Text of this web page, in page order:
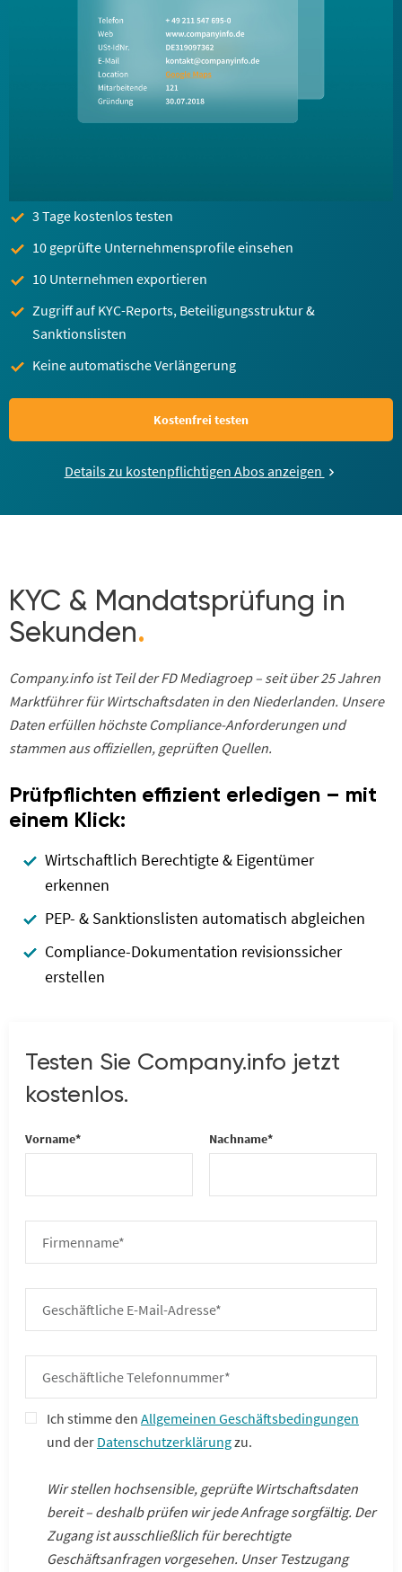
3 Tage kostenlos testen
10 geprüfte Unternehmensprofile einsehen
10 Unternehmen exportieren
Zugriff auf KYC-Reports, Beteiligungsstruktur &
Sanktionslisten
Keine automatische Verlängerung
Kostenfrei testen
Details zu kostenpflichtigen Abos anzeigen
KYC & Mandatsprüfung in
Sekunden.
Company.info ist Teil der FD Mediagroep – seit über 25 Jahren
Marktführer für Wirtschaftsdaten in den Niederlanden. Unsere
Daten erfüllen höchste Compliance-Anforderungen und
stammen aus offiziellen, geprüften Quellen.
Prüfpflichten effizient erledigen – mit
einem Klick:
Wirtschaftlich Berechtigte & Eigentümer
erkennen
PEP- & Sanktionslisten automatisch abgleichen
Compliance-Dokumentation revisionssicher
erstellen
Testen Sie Company.info jetzt
kostenlos.
Vorname* Nachname*
Ich stimme den Allgemeinen Geschäftsbedingungen
und der Datenschutzerklärungzu.
Wir stellen hochsensible, geprüfte Wirtschaftsdaten
bereit – deshalb prüfen wir jede Anfrage sorgfältig. Der
Zugang ist ausschließlich für berechtigte
Geschäftsanfragen vorgesehen. Unser Testzugang